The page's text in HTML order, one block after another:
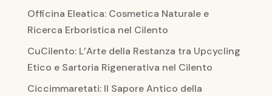
Officina Eleatica: Cosmetica Naturale e
Ricerca Erboristica nel Cilento
CuCilento: L’Arte della Restanza tra Upcycling
Etico e Sartoria Rigenerativa nel Cilento
Ciccimmaretati: Il Sapore Antico della